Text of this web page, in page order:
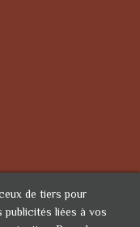
de tiers pour
publicités liées à vos